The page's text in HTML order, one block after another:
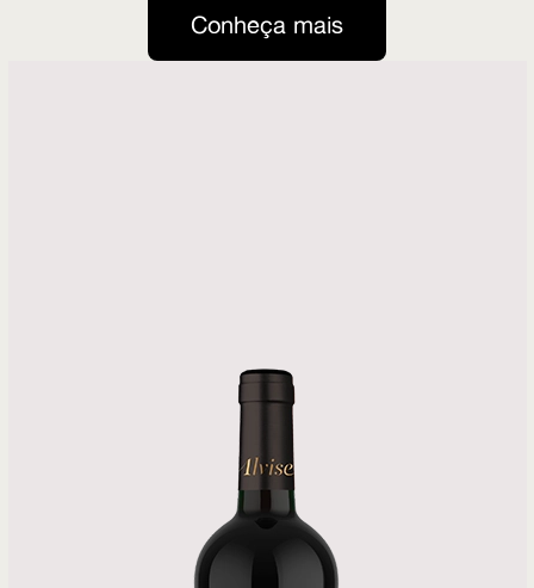
Conheça mais